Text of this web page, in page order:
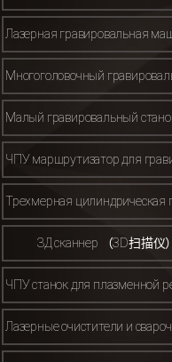
ЗД сканнер （3D扫描仪）